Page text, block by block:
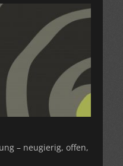
– neugierig, offen,